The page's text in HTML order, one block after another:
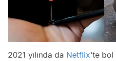
2021 yılında da Netflix'te bol